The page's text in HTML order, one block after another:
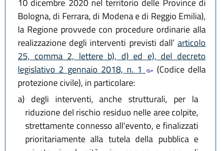
10 dicembre 2020 nel territorio delle Province di
Bologna, di Ferrara, di Modena e di Reggio Emilia),
la Regione provvede con procedure ordinarie alla
realizzazione degli interventi previsti dall’ articolo
25, comma 2, lettere b), d) ed e), del decreto
legislativo 2 gennaio 2018, n. 1
(Codice della
protezione civile), in particolare:
a) degli interventi, anche strutturali, per la
riduzione del rischio residuo nelle aree colpite,
strettamente connesso all'evento, e finalizzati
prioritariamente alla tutela della pubblica e